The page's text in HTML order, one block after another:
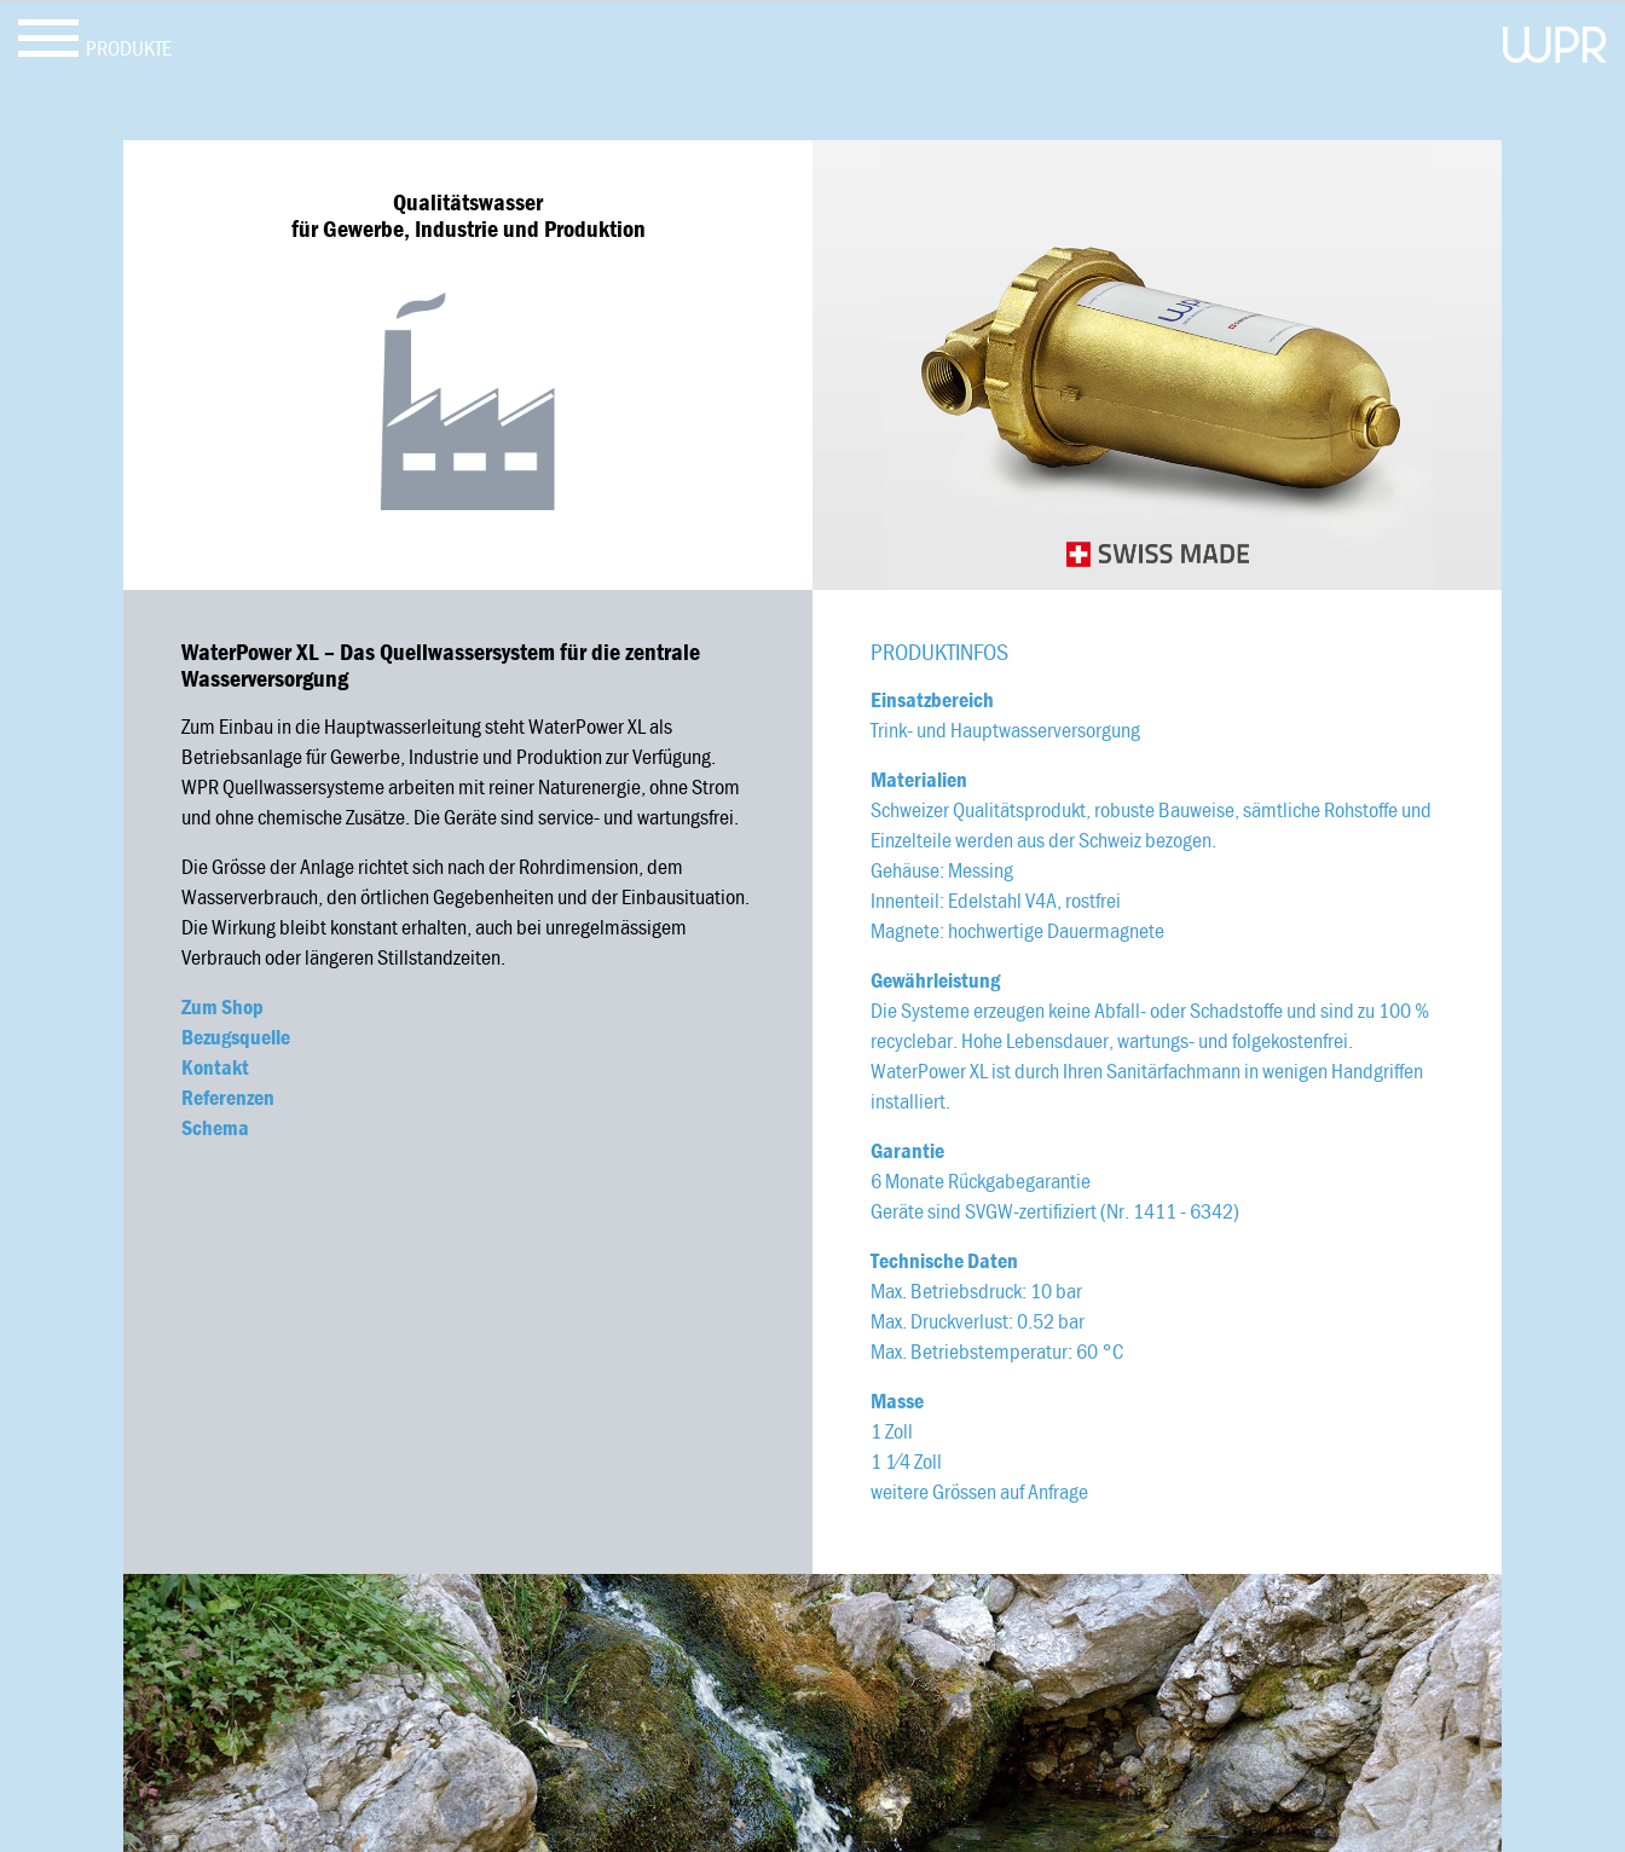
PRODUKTE
Qualitätswasser
für Gewerbe, Industrie und Produktion
WaterPower XL – Das Quellwassersystem für die zentrale
Wasserversorgung
Zum Einbau in die Hauptwasserleitung steht WaterPower XL als
Betriebsanlage für Gewerbe, Industrie und Produktion zur Verfügung.
WPR Quellwassersysteme arbeiten mit reiner Naturenergie, ohne Strom
und ohne chemische Zusätze. Die Geräte sind service- und wartungsfrei.
Die Grösse der Anlage richtet sich nach der Rohrdimension, dem
Wasserverbrauch, den örtlichen Gegebenheiten und der Einbausituation.
Die Wirkung bleibt konstant erhalten, auch bei unregelmässigem
Verbrauch oder längeren Stillstandzeiten.
Zum Shop
Bezugsquelle
Kontakt
Referenzen
Schema
PRODUKTINFOS
Einsatzbereich
Trink- und Hauptwasserversorgung
Materialien
Schweizer Qualitätsprodukt, robuste Bauweise, sämtliche Rohstoffe und
Einzelteile werden aus der Schweiz bezogen.
Gehäuse: Messing
Innenteil: Edelstahl V4A, rostfrei
Magnete: hochwertige Dauermagnete
Gewährleistung
Die Systeme erzeugen keine Abfall- oder Schadstoffe und sind zu 100 %
recyclebar. Hohe Lebensdauer, wartungs- und folgekostenfrei.
WaterPower XL ist durch Ihren Sanitärfachmann in wenigen Handgriffen
installiert.
Garantie
6 Monate Rückgabegarantie
Geräte sind SVGW-zertifiziert (Nr. 1411 - 6342)
Technische Daten
Max. Betriebsdruck: 10 bar
Max. Druckverlust: 0.52 bar
Max. Betriebstemperatur: 60 °C
Masse
1 Zoll
1 1⁄4 Zoll
weitere Grössen auf Anfrage